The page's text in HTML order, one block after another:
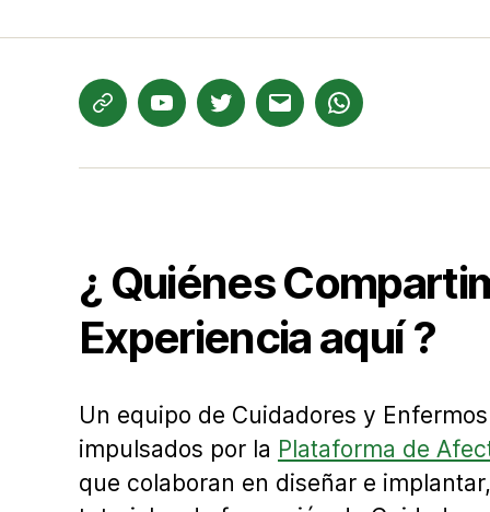
Te
YouTubeTwitterCorreoWhatsApp
¿ Quiénes
Experiencia aquí ?
Un equipo de Cuidadores y
impulsados por la Plataforma de
que colaboran en diseñar e